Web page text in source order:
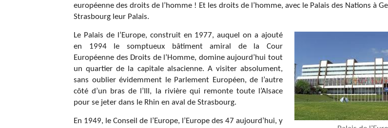
européenne des droits de l’homme ! Et les droits de l’homme, avec le Palais des Nations à
Strasbourg leur Palais.
Le Palais de l’Europe, construit en 1977, auquel on a ajouté
en 1994 le somptueux bâtiment amiral de la Cour
Européenne des Droits de l’Homme, domine aujourd’hui tout
un quartier de la capitale alsacienne. A visiter absolument,
sans oublier évidemment le Parlement Européen, de l’autre
côté d’un bras de l’Ill, la rivière qui remonte toute l’Alsace
pour se jeter dans le Rhin en aval de Strasbourg.
En 1949, le Conseil de l’Europe, l’Europe des 47 aujourd’hui, y